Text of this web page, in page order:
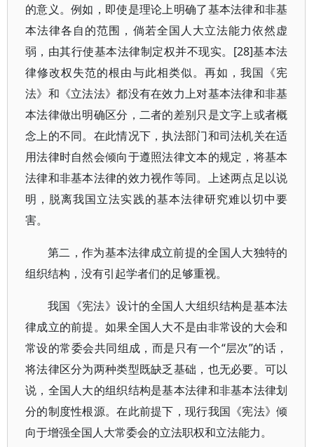
的意义。例如，即使是理论上明确了基本法律和非基
本法律各自的范围，倘若全国人大立法能力依然虚
弱，由其行使基本法律制定权并不现实。[28]基本法
律修改权失范的根由与此相类似。再如，我国《宪
法》和《立法法》都没有在效力上对基本法律和非基
本法律做出明确区分，二者的差别只是文字上或者概
念上的不同。在此情况下，执法部门和司法机关在适
用法律时自然会倾向于遵照法律文本的规定，将基本
法律和非基本法律的效力视作等同。上述两点足以说
明，脱离我国立法实践的基本法律研究难以切中要
害。
第二，作为基本法律成立前提的全国人大独特的
组织结构，没有引起学者们的足够重视。
我国《宪法》设计的全国人大组织结构是基本法
律成立的前提。如果全国人大不是由非常设的大会和
常设的常委会共同组成，而是只有一个“层次”的话，
将法律区分为两种类型既缺乏基础，也无必要。可以
说，全国人大的组织结构是基本法律和非基本法律划
分的制度性根源。在此前提下，现行我国《宪法》倾
向于增强全国人大常委会的立法职权和立法能力。